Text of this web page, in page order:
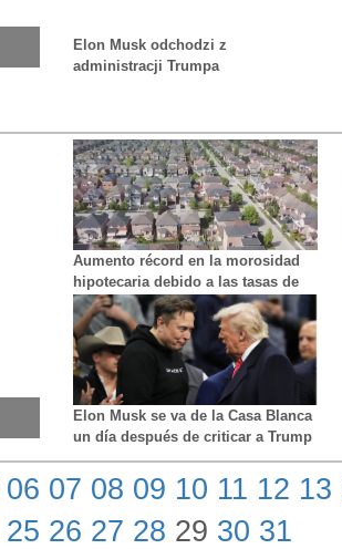
Elon Musk odchodzi z
administracji Trumpa
Aumento récord en la morosidad
hipotecaria debido a las tasas de
interés durante y luego de la
pandemia
Elon Musk se va de la Casa Blanca
un día después de criticar a Trump
06 07 08 09 10 11 12 13
25 26 27 28 29 30 31